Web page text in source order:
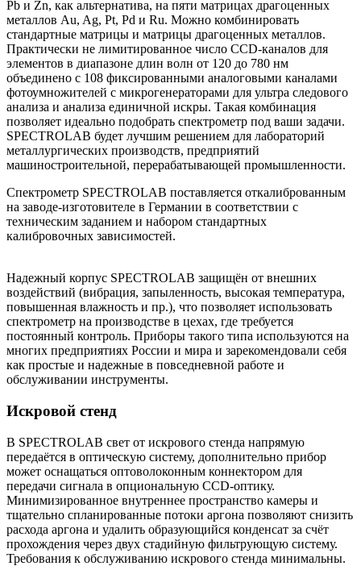
Pb и Zn, как альтернатива, на пяти матрицах драгоценных
металлов Au, Ag, Pt, Pd и Ru. Можно комбинировать
стандартные матрицы и матрицы драгоценных металлов.
Практически не лимитированное число CCD-каналов для
элементов в диапазоне длин волн от 120 до 780 нм
объединено с 108 фиксированными аналоговыми каналами
фотоумножителей с микрогенераторами для ультра следового
анализа и анализа единичной искры. Такая комбинация
позволяет идеально подобрать спектрометр под ваши задачи.
SPECTROLAB будет лучшим решением для лабораторий
металлургических производств, предприятий
машиностроительной, перерабатывающей промышленности.
Спектрометр SPECTROLAB поставляется откалиброванным
на заводе-изготовителе в Германии в соответствии с
техническим заданием и набором стандартных
калибровочных зависимостей.
Надежный корпус SPECTROLAB защищён от внешних
воздействий (вибрация, запыленность, высокая температура,
повышенная влажность и пр.), что позволяет использовать
спектрометр на производстве в цехах, где требуется
постоянный контроль. Приборы такого типа используются на
многих предприятиях России и мира и зарекомендовали себя
как простые и надежные в повседневной работе и
обслуживании инструменты.
Искровой стенд
В SPECTROLAB свет от искрового стенда напрямую
передаётся в оптическую систему, дополнительно прибор
может оснащаться оптоволоконным коннектором для
передачи сигнала в опциональную CCD-оптику.
Минимизированное внутреннее пространство камеры и
тщательно спланированные потоки аргона позволяют снизить
расхода аргона и удалить образующийся конденсат за счёт
прохождения через двух стадийную фильтрующую систему.
Требования к обслуживанию искрового стенда минимальны.